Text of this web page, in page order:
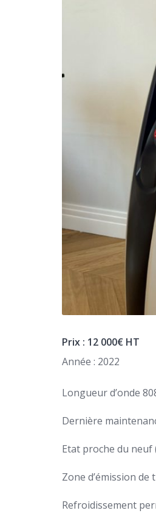
Prix : 12 000€ HT
Année : 2022
Longueur d’onde
Dernière
Etat proche du neuf
Zone d’émission
​Refroidissement